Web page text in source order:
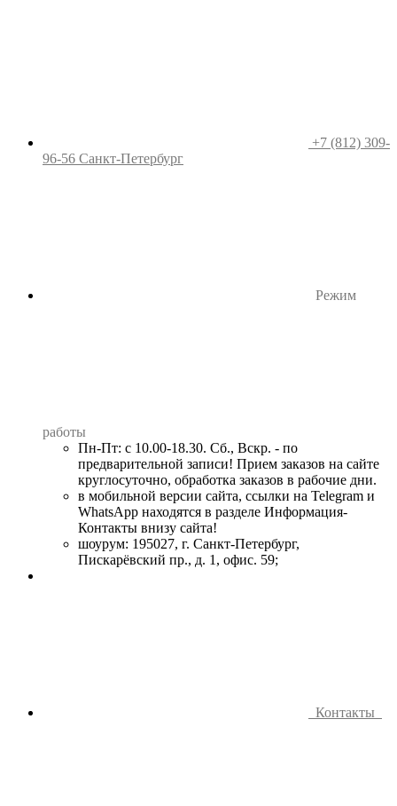
+7 (812) 309-
96-56 Санкт-Петербург
Режим
работы
Пн-Пт: с 10.00-18.30. Сб., Вскр. - по
предварительной записи! Прием заказов на сайте
круглосуточно, обработка заказов в рабочие дни.
в мобильной версии сайта, ссылки на Telegram и
WhatsApp находятся в разделе Информация-
Контакты внизу сайта!
шоурум: 195027, г. Санкт-Петербург,
Пискарёвский пр., д. 1, офис. 59;
Контакты